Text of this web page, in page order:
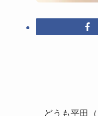
どうも平田（